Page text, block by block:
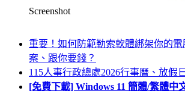
Screenshot
重要！如何防範勒索軟體綁架你的
案、跟你要錢？
115人事行政總處2026行事曆、放假日
[免費下載] Windows 11 簡體/繁體中